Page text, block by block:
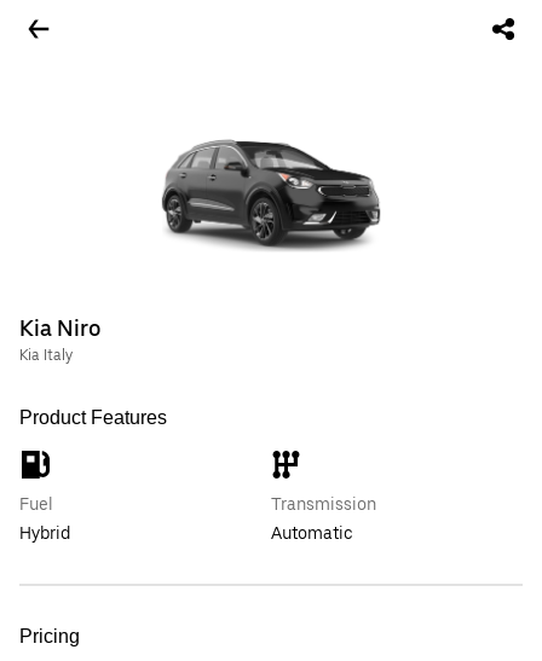
Kia Niro
Kia Italy
Product Features
Fuel
Hybrid
Transmission
Automatic
Pricing